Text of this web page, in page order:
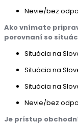
Nevie/bez
Ako vnímate
porovnaní so
Situácia na
Situácia na
Situácia na
Nevie/bez
Je prístup